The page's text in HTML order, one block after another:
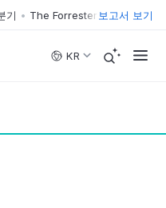
The Forrester Wave™: XDR 플랫
보고서 보기
KR